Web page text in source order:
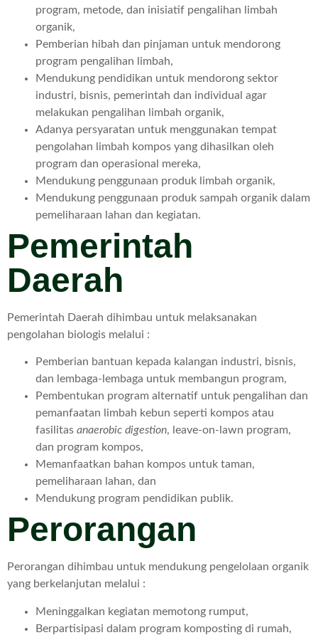
program, metode, dan inisiatif pengalihan limbah
organik,
Pemberian hibah dan pinjaman untuk mendorong
program pengalihan limbah,
Mendukung pendidikan untuk mendorong sektor
industri, bisnis, pemerintah dan individual agar
melakukan pengalihan limbah organik,
Adanya persyaratan untuk menggunakan tempat
pengolahan limbah kompos yang dihasilkan oleh
program dan operasional mereka,
Mendukung penggunaan produk limbah organik,
Mendukung penggunaan produk sampah organik dalam
pemeliharaan lahan dan kegiatan.
Pemerintah
Daerah
Pemerintah Daerah dihimbau untuk melaksanakan
pengolahan biologis melalui :
Pemberian bantuan kepada kalangan industri, bisnis,
dan lembaga-lembaga untuk membangun program,
Pembentukan program alternatif untuk pengalihan dan
pemanfaatan limbah kebun seperti kompos atau
fasilitas anaerobic digestion, leave-on-lawn program,
dan program kompos,
Memanfaatkan bahan kompos untuk taman,
pemeliharaan lahan, dan
Mendukung program pendidikan publik.
Perorangan
Perorangan dihimbau untuk mendukung pengelolaan organik
yang berkelanjutan melalui :
Meninggalkan kegiatan memotong rumput,
Berpartisipasi dalam program komposting di rumah,